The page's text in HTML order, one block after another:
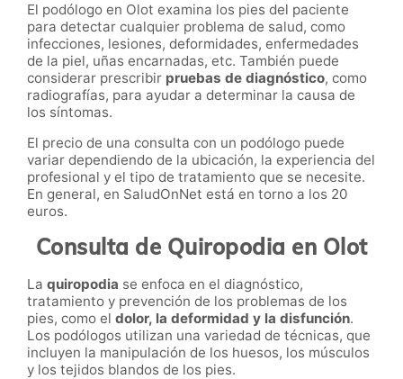
El podólogo en Olot examina los pies del paciente
para detectar cualquier problema de salud, como
infecciones, lesiones, deformidades, enfermedades
de la piel, uñas encarnadas, etc. También puede
considerar prescribir pruebas de diagnóstico, como
radiografías, para ayudar a determinar la causa de
los síntomas.
El precio de una consulta con un podólogo puede
variar dependiendo de la ubicación, la experiencia del
profesional y el tipo de tratamiento que se necesite.
En general, en SaludOnNet está en torno a los 20
euros.
Consulta de Quiropodia en Olot
La quiropodia se enfoca en el diagnóstico,
tratamiento y prevención de los problemas de los
pies, como el dolor, la deformidad y la disfunción.
Los podólogos utilizan una variedad de técnicas, que
incluyen la manipulación de los huesos, los músculos
y los tejidos blandos de los pies.